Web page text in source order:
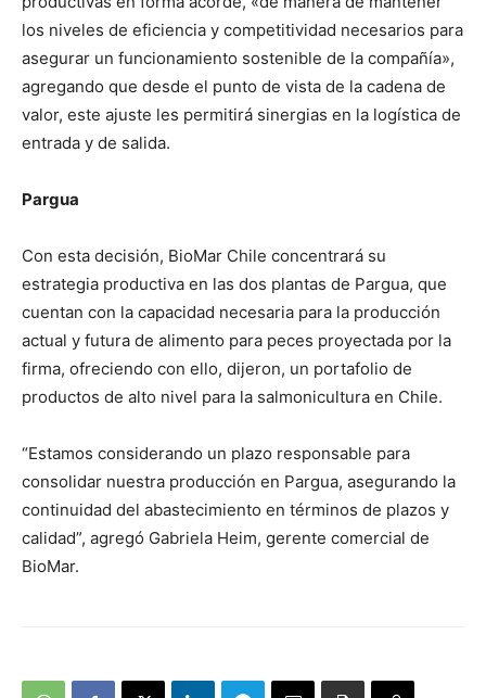
los niveles de eficiencia y competitividad necesarios para
asegurar un funcionamiento sostenible de la compañía»,
agregando que desde el punto de vista de la cadena de
valor, este ajuste les permitirá sinergias en la logística de
entrada y de salida.
Pargua
Con esta decisión, BioMar Chile concentrará su
estrategia productiva en las dos plantas de Pargua, que
cuentan con la capacidad necesaria para la producción
actual y futura de alimento para peces proyectada por la
firma, ofreciendo con ello, dijeron, un portafolio de
productos de alto nivel para la salmonicultura en Chile.
“Estamos considerando un plazo responsable para
consolidar nuestra producción en Pargua, asegurando la
continuidad del abastecimiento en términos de plazos y
calidad”, agregó Gabriela Heim, gerente comercial de
BioMar.